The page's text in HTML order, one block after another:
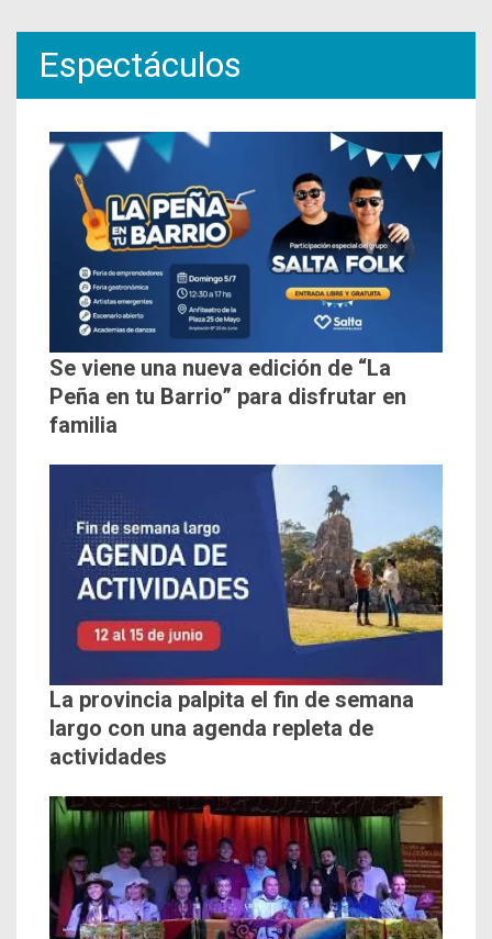
Espectáculos
Se viene una nueva edición de “La
Peña en tu Barrio” para disfrutar en
familia
La provincia palpita el fin de semana
largo con una agenda repleta de
actividades